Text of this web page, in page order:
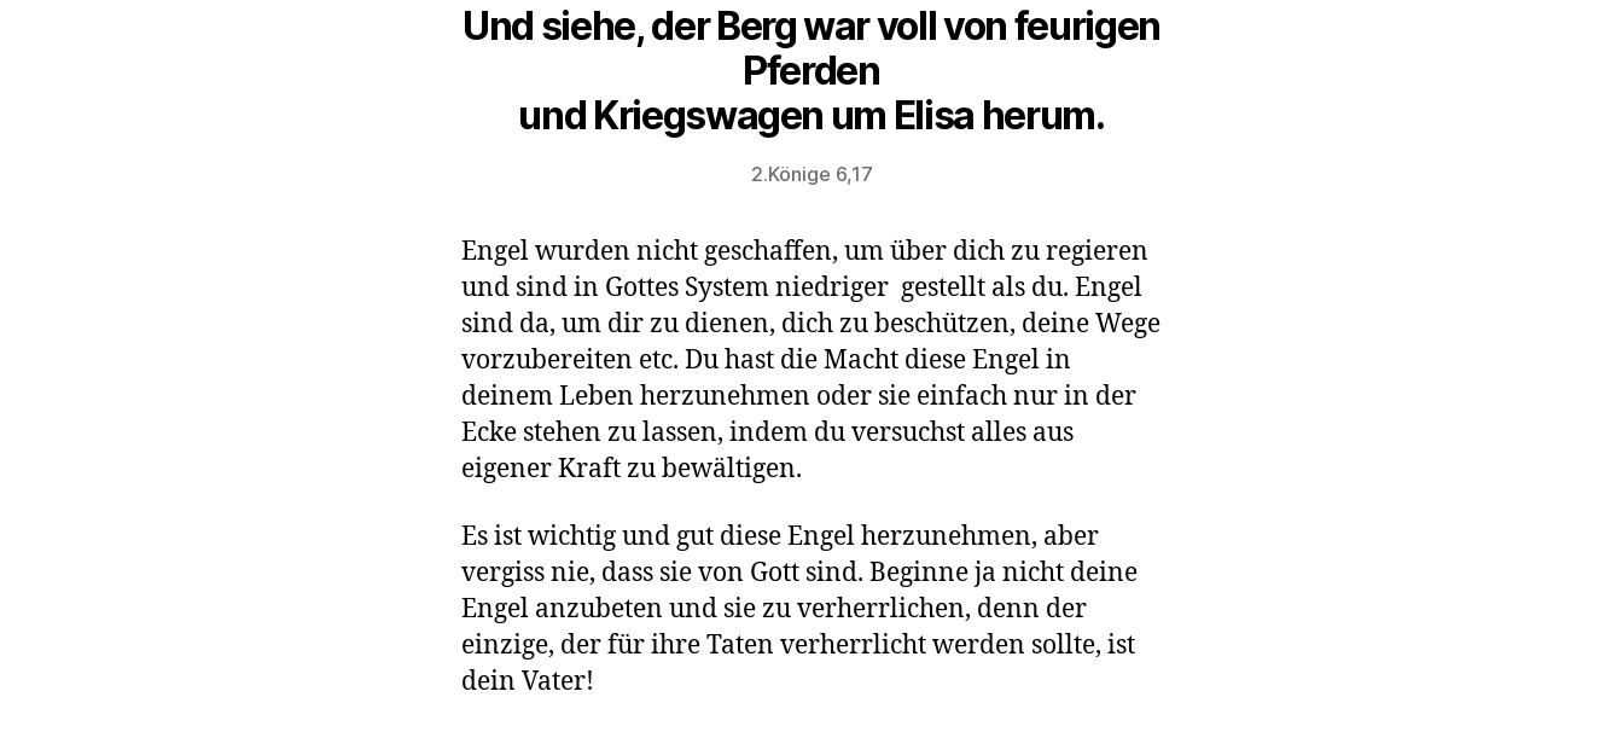
Und siehe, der Berg war voll von feurigen
Pferden
und Kriegswagen um Elisa herum.
2.Könige 6,17
Engel wurden nicht geschaffen, um über dich zu regieren
und sind in Gottes System niedriger gestellt als du. Engel
sind da, um dir zu dienen, dich zu beschützen, deine Wege
vorzubereiten etc. Du hast die Macht diese Engel in
deinem Leben herzunehmen oder sie einfach nur in der
Ecke stehen zu lassen, indem du versuchst alles aus
eigener Kraft zu bewältigen.
Es ist wichtig und gut diese Engel herzunehmen, aber
vergiss nie, dass sie von Gott sind. Beginne ja nicht deine
Engel anzubeten und sie zu verherrlichen, denn der
einzige, der für ihre Taten verherrlicht werden sollte, ist
dein Vater!